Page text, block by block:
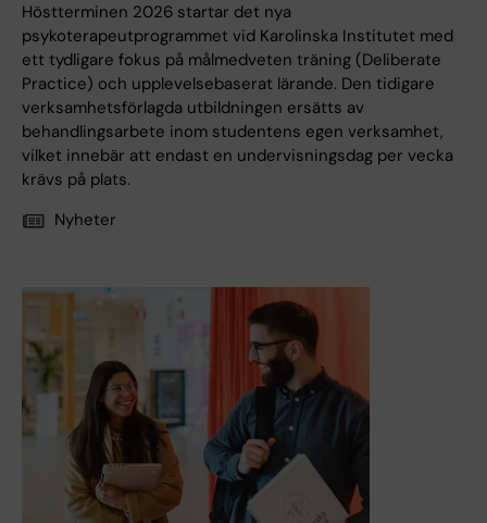
Höstterminen 2026 startar det nya
psykoterapeutprogrammet vid Karolinska Institutet med
ett tydligare fokus på målmedveten träning (Deliberate
Practice) och upplevelsebaserat lärande. Den tidigare
verksamhetsförlagda utbildningen ersätts av
behandlingsarbete inom studentens egen verksamhet,
vilket innebär att endast en undervisningsdag per vecka
krävs på plats.
Nyheter